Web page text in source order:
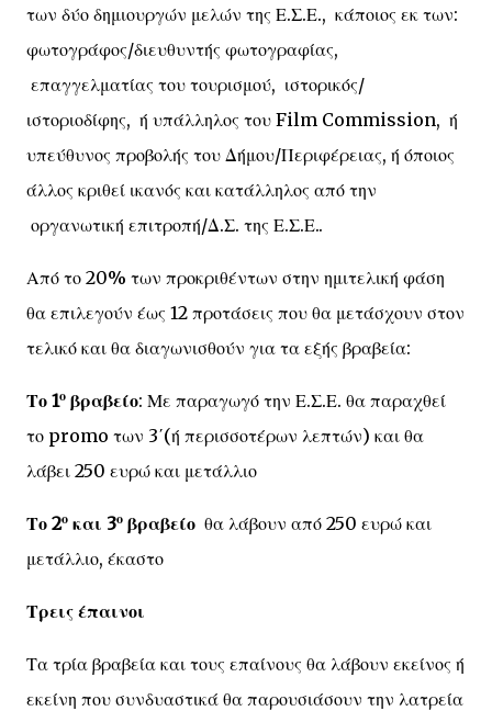
των δύο δημιουργών μελών της Ε.Σ.Ε., κάποιος εκ των:
φωτογράφος/διευθυντής φωτογραφίας,
επαγγελματίας του τουρισμού, ιστορικός/
ιστοριοδίφης, ή υπάλληλος του Film Commission, ή
υπεύθυνος προβολής του Δήμου/Περιφέρειας, ή όποιος
άλλος κριθεί ικανός και κατάλληλος από την
οργανωτική επιτροπή/Δ.Σ. της Ε.Σ.Ε..
Από το 20% των προκριθέντων στην ημιτελική φάση
θα επιλεγούν έως 12 προτάσεις που θα μετάσχουν στον
τελικό και θα διαγωνισθούν για τα εξής βραβεία:
Το 1ο βραβείο: Με παραγωγό την Ε.Σ.Ε. θα παραχθεί
το promo των 3΄(ή περισσοτέρων λεπτών) και θα
λάβει 250 ευρώ και μετάλλιο
Το 2ο και 3ο βραβείο θα λάβουν από 250 ευρώ και
μετάλλιο, έκαστο
Τρεις έπαινοι
Τα τρία βραβεία και τους επαίνους θα λάβουν εκείνος ή
εκείνη που συνδυαστικά θα παρουσιάσουν την λατρεία